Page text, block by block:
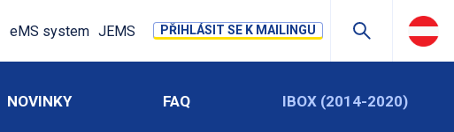
eMS system JEMS PŘIHLÁSIT SE K MAILINGU
NOVINKY FAQ IBOX (2014-2020)